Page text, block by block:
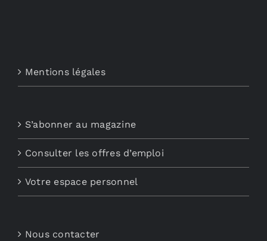
Mentions légales
S’abonner au magazine
Consulter les offres d’emploi
Votre espace personnel
Nous contacter